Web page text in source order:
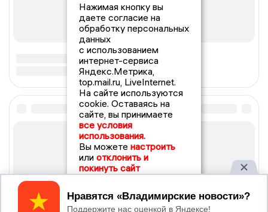
Нажимая кнопку вы
даете согласие на
обработку персональных
данных
с использованием
интернет-сервиса
Яндекс.Метрика,
top.mail.ru, LiveInternet.
На сайте используются
cookie. Оставаясь на
сайте, вы принимаете
все условия
использования.
Вы можете настроить
или отклонить и
покинуть сайт
Принять